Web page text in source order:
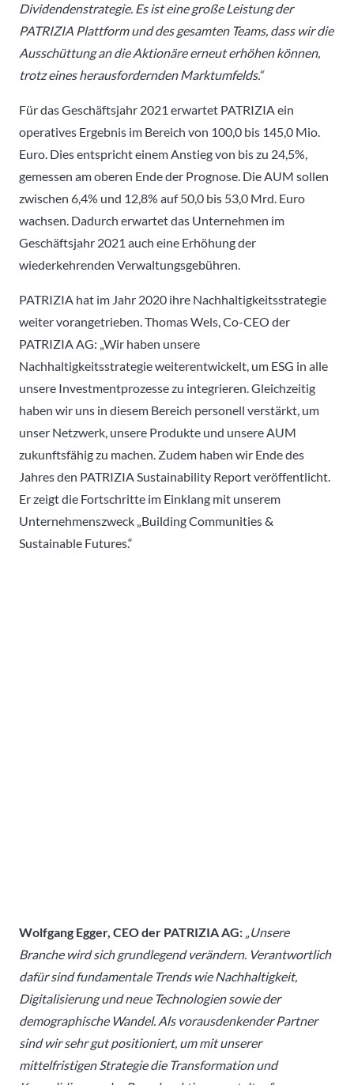
Dividendenstrategie. Es ist eine große Leistung der
PATRIZIA Plattform und des gesamten Teams, dass wir die
Ausschüttung an die Aktionäre erneut erhöhen können,
trotz eines herausfordernden Marktumfelds.“
Für das Geschäftsjahr 2021 erwartet PATRIZIA ein
operatives Ergebnis im Bereich von 100,0 bis 145,0 Mio.
Euro. Dies entspricht einem Anstieg von bis zu 24,5%,
gemessen am oberen Ende der Prognose. Die AUM sollen
zwischen 6,4% und 12,8% auf 50,0 bis 53,0 Mrd. Euro
wachsen. Dadurch erwartet das Unternehmen im
Geschäftsjahr 2021 auch eine Erhöhung der
wiederkehrenden Verwaltungsgebühren.
PATRIZIA hat im Jahr 2020 ihre Nachhaltigkeitsstrategie
weiter vorangetrieben. Thomas Wels, Co-CEO der
PATRIZIA AG: „Wir haben unsere
Nachhaltigkeitsstrategie weiterentwickelt, um ESG in alle
unsere Investmentprozesse zu integrieren. Gleichzeitig
haben wir uns in diesem Bereich personell verstärkt, um
unser Netzwerk, unsere Produkte und unsere AUM
zukunftsfähig zu machen. Zudem haben wir Ende des
Jahres den PATRIZIA Sustainability Report veröffentlicht.
Er zeigt die Fortschritte im Einklang mit unserem
Unternehmenszweck „Building Communities &
Sustainable Futures.“
Wolfgang Egger, CEO der PATRIZIA AG: „Unsere
Branche wird sich grundlegend verändern. Verantwortlich
dafür sind fundamentale Trends wie Nachhaltigkeit,
Digitalisierung und neue Technologien sowie der
demographische Wandel. Als vorausdenkender Partner
sind wir sehr gut positioniert, um mit unserer
mittelfristigen Strategie die Transformation und